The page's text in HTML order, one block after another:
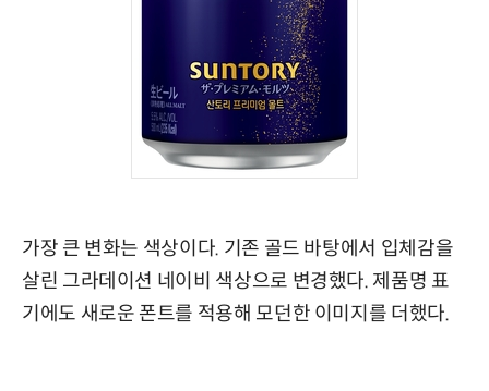
가장 큰 변화는 색상이다. 기존 골드 바탕에서 입체감을
살린 그라데이션 네이비 색상으로 변경했다. 제품명 표
기에도 새로운 폰트를 적용해 모던한 이미지를 더했다.